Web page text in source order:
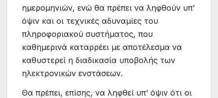
ημερομηνιών, ενώ θα πρέπει να ληφθούν υπ’
όψιν και οι τεχνικές αδυναμίες του
πληροφοριακού συστήματος, που
καθημερινά καταρρέει με αποτέλεσμα να
καθυστερεί η διαδικασία υποβολής των
ηλεκτρονικών ενστάσεων.
Θα πρέπει, επίσης, να ληφθεί υπ’ όψιν ότι οι